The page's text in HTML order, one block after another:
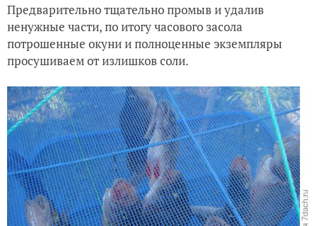
Предварительно тщательно промыв и удалив
ненужные части, по итогу часового засола
потрошенные окуни и полноценные экземпляры
просушиваем от излишков соли.